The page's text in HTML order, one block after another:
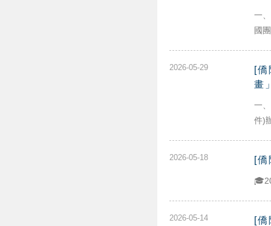
一
國
2026-05-29
[僑
畫
一
件)
2026-05-18 [
2026-05-14 [僑